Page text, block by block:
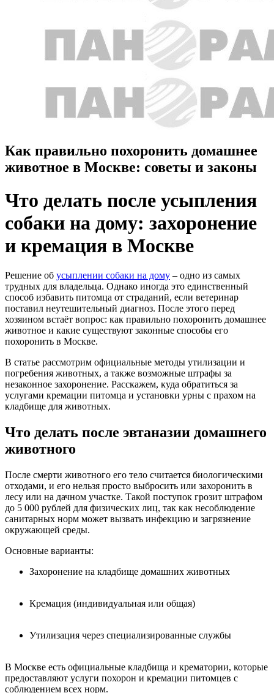
Как правильно похоронить домашнее
животное в Москве: советы и законы
Что делать после усыпления
собаки на дому: захоронение
и кремация в Москве
Решение об усыплении собаки на дому – одно из самых
трудных для владельца. Однако иногда это единственный
способ избавить питомца от страданий, если ветеринар
поставил неутешительный диагноз. После этого перед
хозяином встаёт вопрос: как правильно похоронить домашнее
животное и какие существуют законные способы его
похоронить в Москве.
В статье рассмотрим официальные методы утилизации и
погребения животных, а также возможные штрафы за
незаконное захоронение. Расскажем, куда обратиться за
услугами кремации питомца и установки урны с прахом на
кладбище для животных.
Что делать после эвтаназии домашнего
животного
После смерти животного его тело считается биологическими
отходами, и его нельзя просто выбросить или захоронить в
лесу или на дачном участке. Такой поступок грозит штрафом
до 5 000 рублей для физических лиц, так как несоблюдение
санитарных норм может вызвать инфекцию и загрязнение
окружающей среды.
Основные варианты:
Захоронение на кладбище домашних животных
Кремация (индивидуальная или общая)
Утилизация через специализированные службы
В Москве есть официальные кладбища и крематории, которые
предоставляют услуги похорон и кремации питомцев с
соблюдением всех норм.